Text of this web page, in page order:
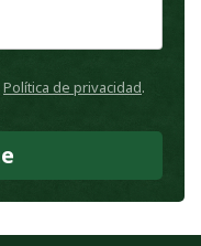
Política de privacidad.